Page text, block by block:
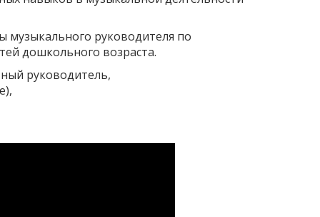
музыкального руководителя по
дошкольного возраста.
руководитель,